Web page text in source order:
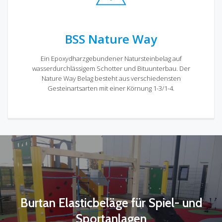
BSS Nature Way
Ein Epoxydharzgebundener Natursteinbelag auf
wasserdurchlässigem Schotter und Bituunterbau. Der
Nature Way Belag besteht aus verschiedensten
Gesteinartsarten mit einer Körnung 1-3/1-4.
Burtan Elasticbeläge für Spiel- und
Sportanlagen